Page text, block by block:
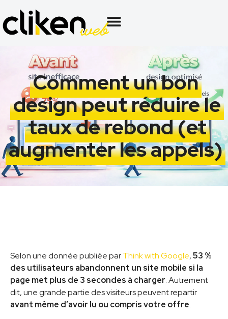
Comment un bon
design peut réduire le
taux de rebond (et
augmenter les appels)
Selon une donnée publiée parThink with Google,53 %
des utilisateurs abandonnent un site mobile si la
page met plus de 3 secondes à charger. Autrement
dit, une grande partie des visiteurs peuvent repartir
avant même d’avoir lu ou compris votre offre.